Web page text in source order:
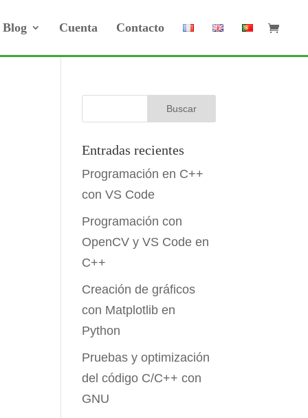
Blog Cuenta Contacto
Entradas recientes
Programación en C++
con VS Code
Programación con
OpenCV y VS Code en
C++
Creación de gráficos
con Matplotlib en
Python
Pruebas y optimización
del código C/C++ con
GNU